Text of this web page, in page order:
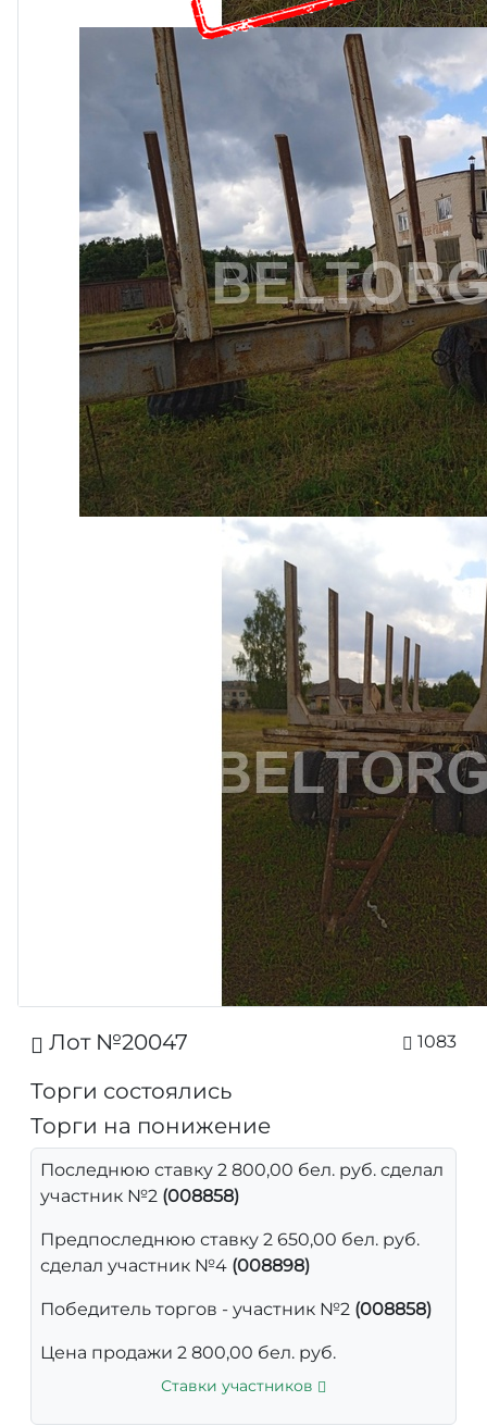
Лот №20047 1083
Торги состоялись
Торги на понижение
Последнюю ставку 2 800,00 бел. руб. сделал
участник №2 (008858)
Предпоследнюю ставку 2 650,00 бел. руб.
сделал участник №4 (008898)
Победитель торгов - участник №2 (008858)
Цена продажи 2 800,00 бел. руб.
Ставки участников